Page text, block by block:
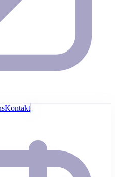
Kontakt